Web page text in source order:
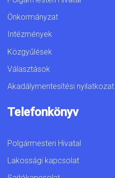
Önkormányzat
Intézmények
Közgyűlések
Választások
Akadálymentesítési nyilatkozat
Telefonkönyv
Polgármesteri Hivatal
Lakossági kapcsolat